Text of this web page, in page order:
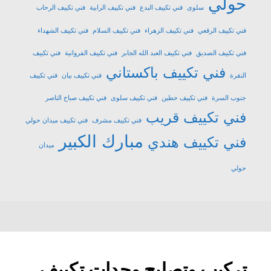
سلوى فني تكييف البدع فني تكييف الرابية فني تكييف الرحاب
فني تكييف الرقعي فني تكييف الزهراء فني تكييف السلام فني تكييف الشهداء
فني تكييف الصديق فني تكييف العبد الله الجابر فني تكييف الفروانية فني تكييف
النقرة فني تكييف باكستاني فني تكييف بيان فني تكييف
جنوب السرة فني تكييف حطين فني تكييف سلوى فني تكييف صباح الناصر
فني تكييف قريب فني تكييف مشرف فني تكييف ميدان حولي
فني تكييف هندي مبارك الكبير ميدان
حولي